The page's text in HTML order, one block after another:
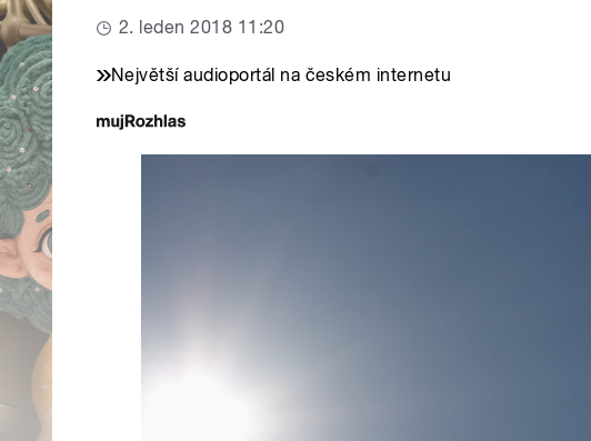
2. leden 2018 11:20
Největší audioportál na českém internetu